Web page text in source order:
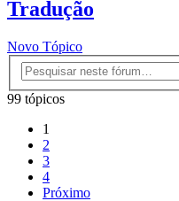
Tradução
Novo Tópico
99 tópicos
1
2
3
4
Próximo